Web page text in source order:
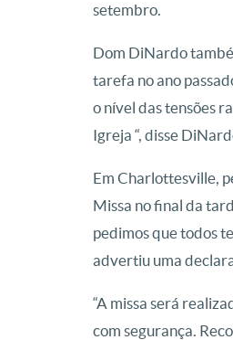
setembro.
Dom DiNardo
tarefa no ano
o nível das tensões
Igreja “, disse
Em Charlottesville,
Missa no final da
pedimos que todos
advertiu uma
“A missa será
com segurança.